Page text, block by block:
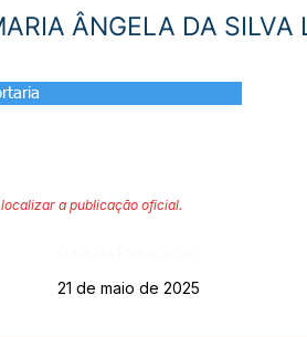
ÂNGELA DA SILVA
a publicação oficial.
21 de maio de 2025